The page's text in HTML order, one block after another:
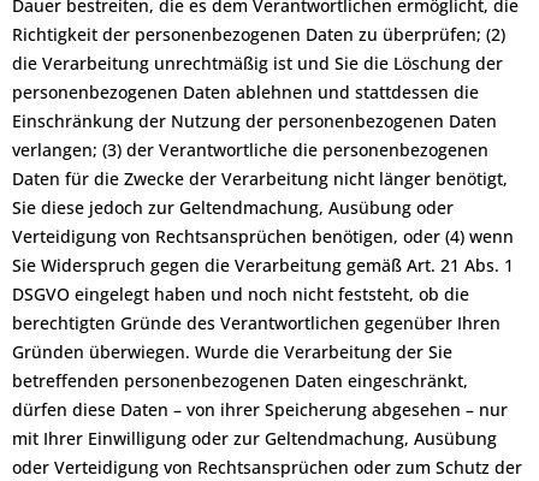
Dauer bestreiten, die es dem Verantwortlichen ermöglicht, die
Richtigkeit der personenbezogenen Daten zu überprüfen; (2)
die Verarbeitung unrechtmäßig ist und Sie die Löschung der
personenbezogenen Daten ablehnen und stattdessen die
Einschränkung der Nutzung der personenbezogenen Daten
verlangen; (3) der Verantwortliche die personenbezogenen
Daten für die Zwecke der Verarbeitung nicht länger benötigt,
Sie diese jedoch zur Geltendmachung, Ausübung oder
Verteidigung von Rechtsansprüchen benötigen, oder (4) wenn
Sie Widerspruch gegen die Verarbeitung gemäß Art. 21 Abs. 1
DSGVO eingelegt haben und noch nicht feststeht, ob die
berechtigten Gründe des Verantwortlichen gegenüber Ihren
Gründen überwiegen. Wurde die Verarbeitung der Sie
betreffenden personenbezogenen Daten eingeschränkt,
dürfen diese Daten – von ihrer Speicherung abgesehen – nur
mit Ihrer Einwilligung oder zur Geltendmachung, Ausübung
oder Verteidigung von Rechtsansprüchen oder zum Schutz der